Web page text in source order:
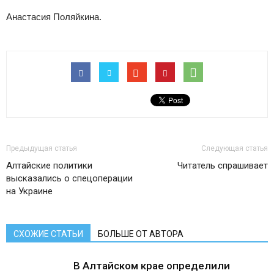
Анастасия Поляйкина.
Предыдущая статья
Алтайские политики
высказались о спецоперации
на Украине
Следующая статья
Читатель спрашивает
СХОЖИЕ СТАТЬИ БОЛЬШЕ ОТ АВТОРА
В Алтайском крае определили